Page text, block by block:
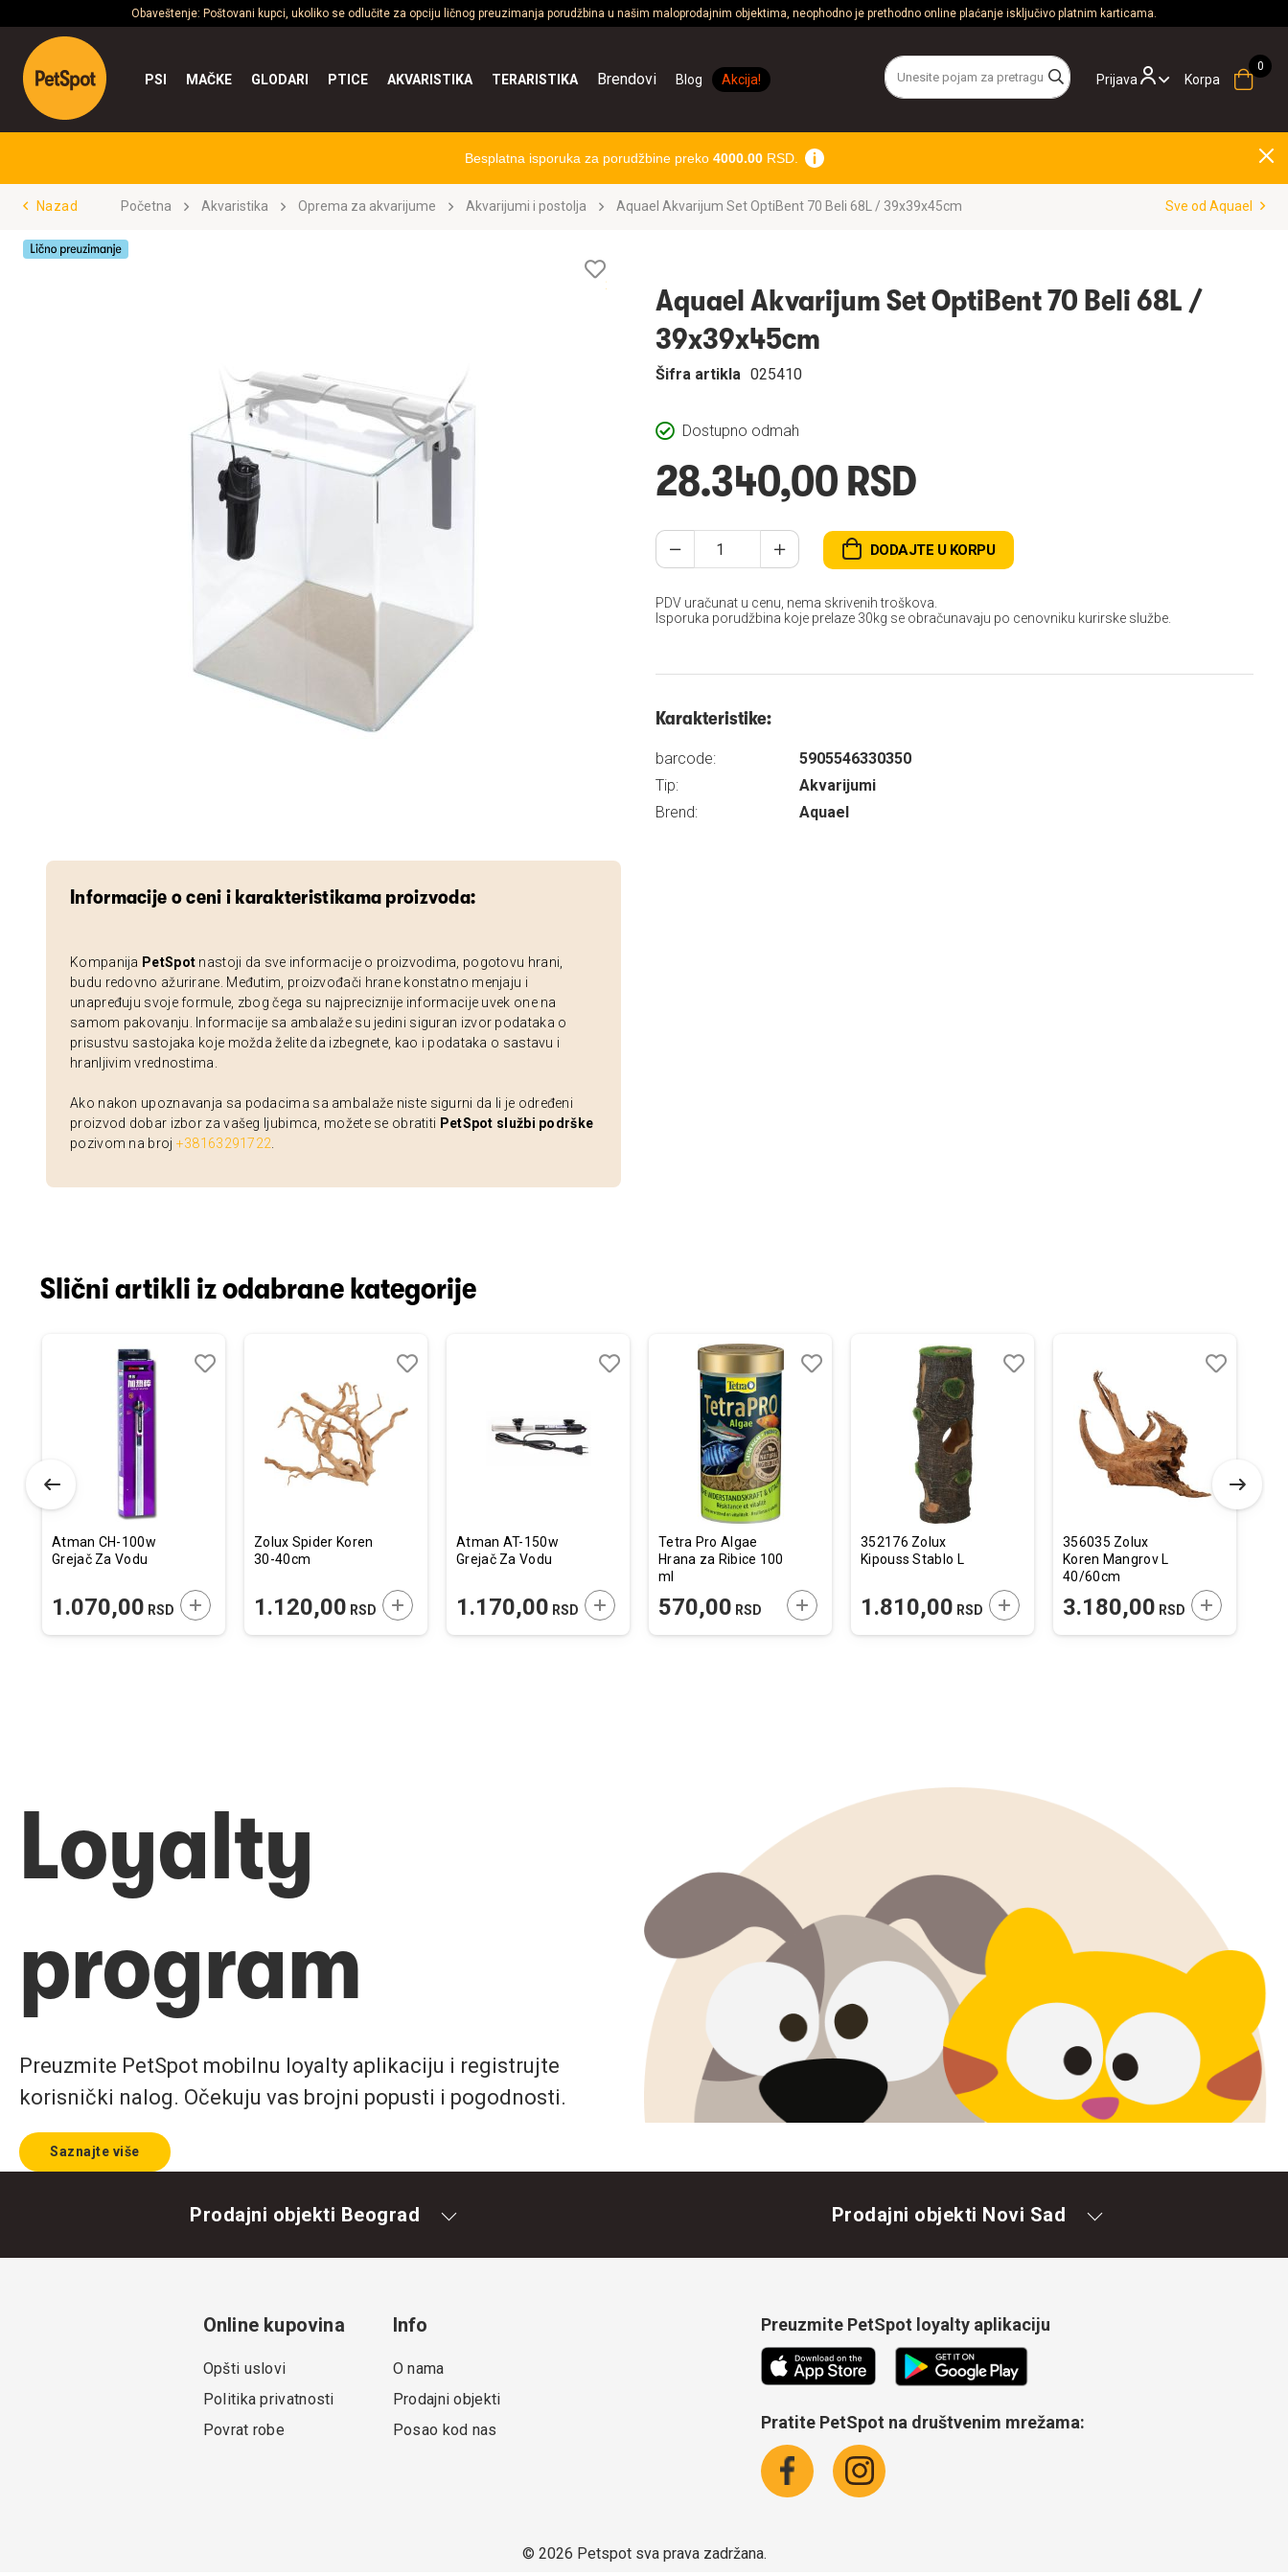
Obaveštenje: Poštovani kupci, ukoliko se odlučite za opciju ličnog preuzimanja porudžbina u našim maloprodajnim objektima, neophodno je prethodno online plaćanje isključivo platnim karticama.
Prijava
PSI MAČKE GLODARI PTICE AKVARISTIKA TERARISTIKA Brendovi Blog Akcija! Korpa
Besplatna isporuka za porudžbine preko 4000.00RSD.
Nazad Početna Akvaristika Oprema za akvarijume Akvarijumi i postolja Aquael Akvarijum Set OptiBent 70 Beli 68L / 39x39x45cm Sve od Aquael
Informacije o ceni i karakteristikama proizvoda:
Kompanija PetSpot nastoji da sve informacije o proizvodima, pogotovu hrani,
budu redovno ažurirane. Međutim, proizvođači hrane konstatno menjaju i
unapređuju svoje formule, zbog čega su najpreciznije informacije uvek one na
samom pakovanju. Informacije sa ambalaže su jedini siguran izvor podataka o
prisustvu sastojaka koje možda želite da izbegnete, kao i podataka o sastavu i
hranljivim vrednostima.
Ako nakon upoznavanja sa podacima sa ambalaže niste sigurni da li je određeni
proizvod dobar izbor za vašeg ljubimca, možete se obratiti PetSpot službi podrške
pozivom na broj +38163291722
želja
Aquael Akvarijum Set OptiBent 70 Beli 68L /
39x39x45cm
Dostupno odmah
Šifra artikla 025410
28.340,00 RSD
DODAJTE U KORPU
PDV uračunat u cenu, nema skrivenih troškova.
Isporuka porudžbina koje prelaze 30kg se obračunavaju po cenovniku kurirske službe.
Karakteristike:
barcode:
5905546330350
Tip:
Akvarijumi
Brend:
Aquael
Slični artikli iz odabrane kategorije
U KORPU
Atman CH-100w
Grejač Za Vodu
1.070,00 RSD DODAJTE U KORPU
Zolux Spider Koren
30-40cm
1.120,00 RSD DODAJTE U KORPU
listu
Atman AT-150w
Grejač Za Vodu
1.170,00 RSD DODAJTE U KORPU
Tetra Pro Algae
Hrana za Ribice 100
ml
570,00 RSD DODAJTE U KORPU
352176 Zolux
Kipouss Stablo L
1.810,00 RSD DODAJTE U KORPU
356035 Zolux
Koren Mangrov L
40/60cm
3.180,00 RSD DODAJTE U
Loyalty
program
Preuzmite PetSpot mobilnu loyalty aplikaciju i registrujte
korisnički nalog. Očekuju vas brojni popusti i pogodnosti.
Saznajte više
Prodajni objekti Beograd Prodajni objekti Novi Sad
Online kupovina
Opšti uslovi
Politika privatnosti
Povrat robe
Info
O nama
Prodajni objekti
Posao kod nas
Preuzmite PetSpot loyalty aplikaciju
Pratite PetSpot na društvenim mrežama:
© 2026 Petspot sva prava zadržana.